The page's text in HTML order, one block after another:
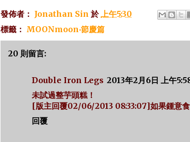
發佈者： Jonathan Sin 於上午5:30
標籤： MOONmoon‧節慶篇
20 則留言:
Double Iron Legs 2013年2月6日 上午
未試過整芋頭糕！
[版主回覆02/06/2013 08:33:07]如果鍾意
回覆